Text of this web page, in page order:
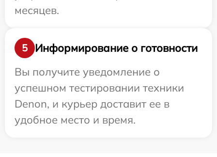
месяцев.
5
Информирование о готовности
Вы получите уведомление о
успешном тестировании техники
Denon, и курьер доставит ее в
удобное место и время.